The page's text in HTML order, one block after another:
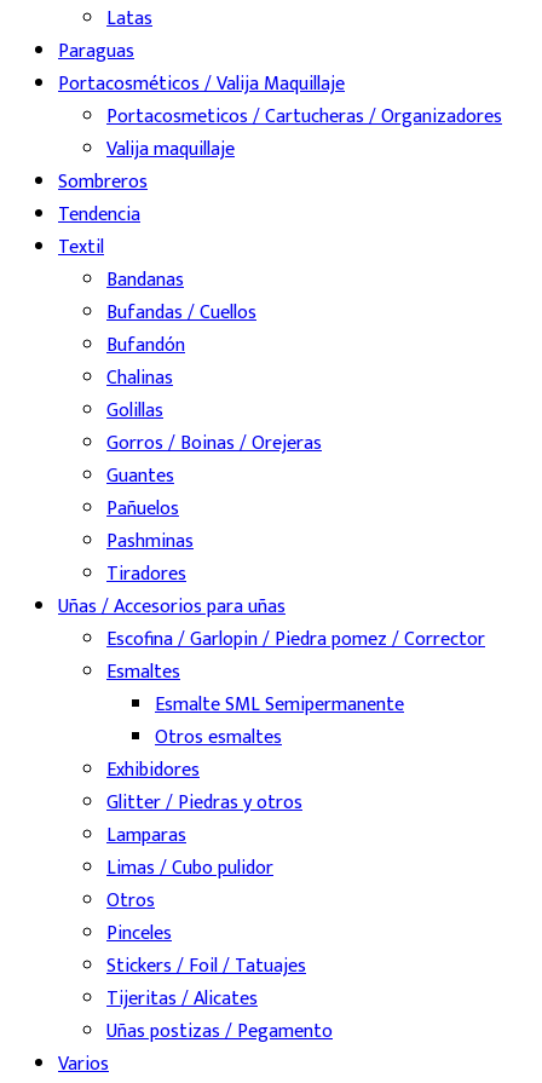
Latas
Paraguas
Portacosméticos / Valija Maquillaje
Portacosmeticos / Cartucheras / Organizadores
Valija maquillaje
Sombreros
Tendencia
Textil
Bandanas
Bufandas / Cuellos
Bufandón
Chalinas
Golillas
Gorros / Boinas / Orejeras
Guantes
Pañuelos
Pashminas
Tiradores
Uñas / Accesorios para uñas
Escofina / Garlopin / Piedra pomez / Corrector
Esmaltes
Esmalte SML Semipermanente
Otros esmaltes
Exhibidores
Glitter / Piedras y otros
Lamparas
Limas / Cubo pulidor
Otros
Pinceles
Stickers / Foil / Tatuajes
Tijeritas / Alicates
Uñas postizas / Pegamento
Varios